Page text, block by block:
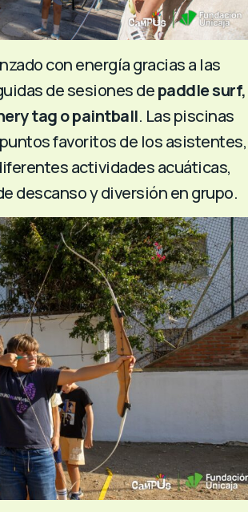
con energía gracias a las
de sesiones depaddle surf,
tag o paintball. Las piscinas
favoritos de los asistentes,
actividades acuáticas,
descanso y diversión en grupo.